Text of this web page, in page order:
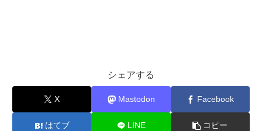
シェアする
X Mastodon Facebook
はてブ LINE コピー